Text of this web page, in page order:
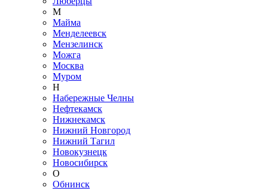
М
Майма
Менделеевск
Мензелинск
Можга
Москва
Муром
Н
Набережные Челны
Нефтекамск
Нижнекамск
Нижний Новгород
Нижний Тагил
Новокузнецк
Новосибирск
О
Обнинск